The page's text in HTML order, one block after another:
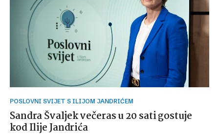
POSLOVNI SVIJET S ILIJOM JANDRIĆEM
Sandra Švaljek večeras u 20 sati gostuje
kod Ilije Jandrića